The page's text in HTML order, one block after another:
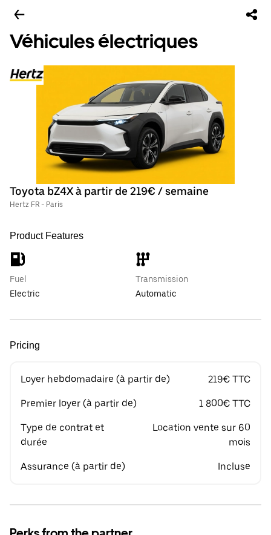
Véhicules électriques
Toyota bZ4X à partir de 219€ / semaine
Hertz FR - Paris
Product Features
Fuel
Electric
Transmission
Automatic
Pricing
Loyer hebdomadaire (à partir de) 219€ TTC
Premier loyer (à partir de) 1 800€ TTC
Type de contrat et
durée
Location vente sur 60
mois
Assurance (à partir de) Incluse